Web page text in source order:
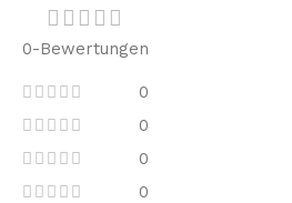
0-Bewertungen
0
0
0
0